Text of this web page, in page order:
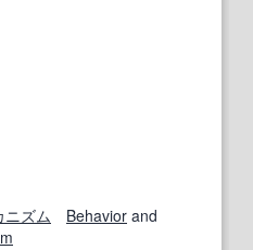
ニズム Behavior and